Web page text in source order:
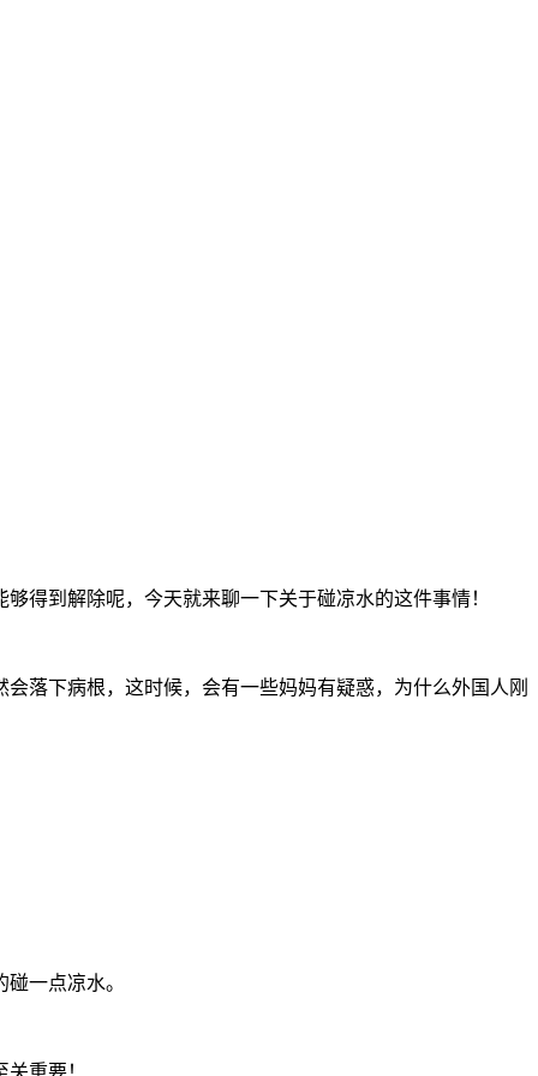
得到解除呢，今天就来聊一下关于碰凉水的这件事情！
落下病根，这时候，会有一些妈妈有疑惑，为什么外国人刚
一点凉水。
重要！